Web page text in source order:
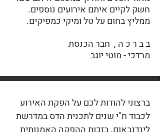
חשק לקיים איתם אירועים נוספים.
ממליץ בחום על טל ומיקי כמפיקים.
ב ב ר כ ה , חבר הכנסת
מרדכי - מוטי יוגב
ברצוני להודות לכם על הפקת האירוע
לכבוד ח"י שנים לתכנית הדס במדרשת